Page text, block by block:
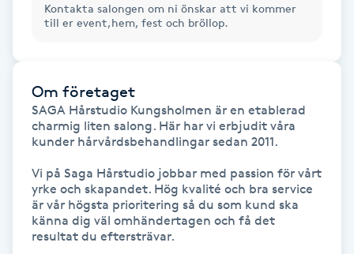
Föning
Gel naglar
Gelenaglar
Gellack
Gellack med förstärkning
Kontakta salongen om ni önskar att vi kommer
till er event,hem, fest och bröllop.
Om företaget
SAGA Hårstudio Kungsholmen är en etablerad
charmig liten salong. Här har vi erbjudit våra
kunder hårvårdsbehandlingar sedan 2011.
Vi på Saga Hårstudio jobbar med passion för vårt
yrke och skapandet. Hög kvalité och bra service
är vår högsta prioritering så du som kund ska
känna dig väl omhändertagen och få det
resultat du eftersträvar.